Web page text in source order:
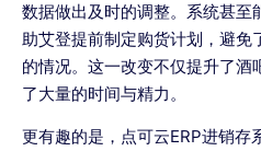
数据做出及时的调整。系统甚至
助艾登提前制定购货计划，避免
的情况。这一改变不仅提升了
了大量的时间与精力。
更有趣的是，点可云ERP进销存